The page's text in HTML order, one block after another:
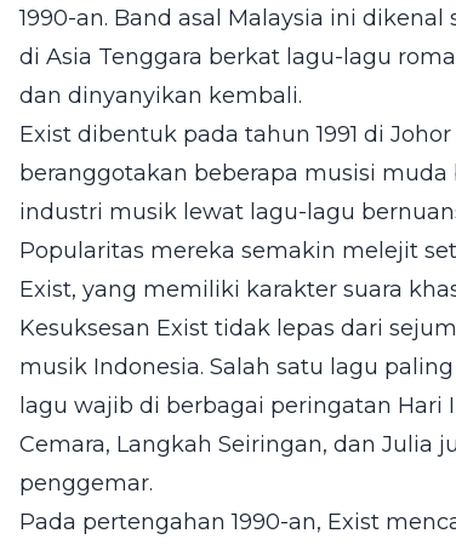
1990-an. Band asal Malaysia ini
di Asia Tenggara berkat lagu-lagu
dan dinyanyikan kembali.
Exist dibentuk pada tahun 1991 di
beranggotakan beberapa musisi
industri musik lewat lagu-lagu
Popularitas mereka semakin melejit
Exist, yang memiliki karakter suara
Kesuksesan Exist tidak lepas dari
musik Indonesia. Salah satu lagu
lagu wajib di berbagai peringatan Hari
Cemara, Langkah Seiringan, dan Julia
penggemar.
Pada pertengahan 1990-an, Exist